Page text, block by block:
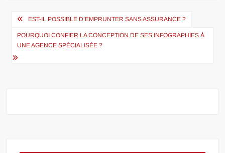
Navigation
de
l’article
EST-IL POSSIBLE D’EMPRUNTER SANS ASSURANCE ?
POURQUOI CONFIER LA CONCEPTION DE SES INFOGRAPHIES À
UNE AGENCE SPÉCIALISÉE ?